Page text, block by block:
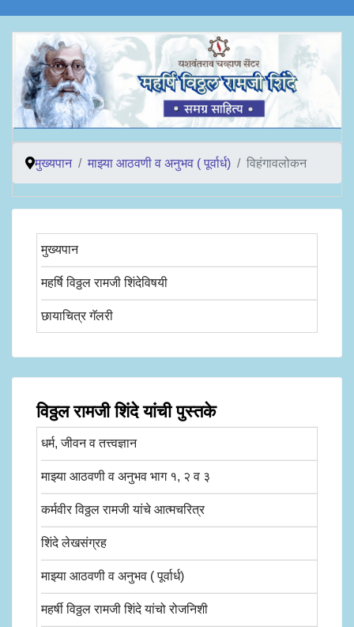
मुख्यपान माझ्या आठवणी व अनुभव ( पूर्वार्ध) विहंगावलोकन
मुख्यपान
महर्षि विठ्ठल रामजी शिंदेविषयी
छायाचित्र गॅलरी
विठ्ठल रामजी शिंदे यांची पुस्तके
धर्म, जीवन व तत्त्वज्ञान
माझ्या आठवणी व अनुभव भाग १, २ व ३
कर्मवीर विठ्ठल रामजी यांचे आत्मचरित्र
शिंदे लेखसंग्रह
माझ्या आठवणी व अनुभव ( पूर्वार्ध)
महर्षी विठ्ठल रामजी शिंदे यांचो रोजनिशी